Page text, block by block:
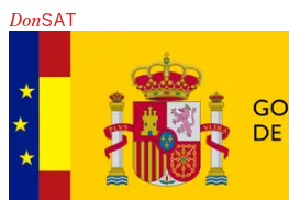
DonSAT